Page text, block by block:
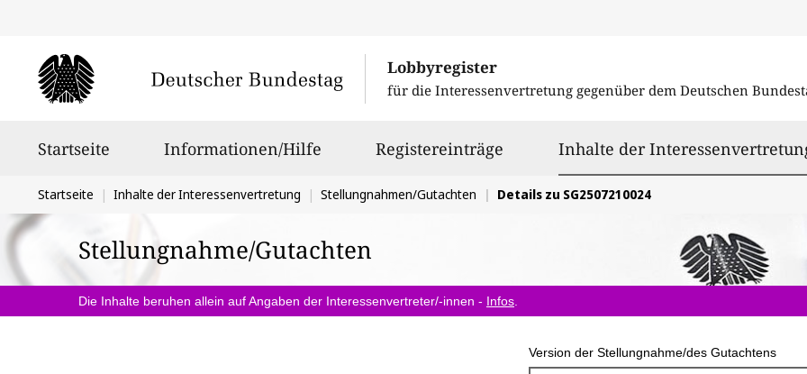
Lobbyregister
für die Interessenvertretung gegenüber dem Deutschen
Startseite Informationen/Hilfe Registereinträge Inhalte der
Sie
befinden
sich
hier:
Startseite Inhalte der Interessenvertretung Stellungnahmen/Gutachten Details zu SG2507210024
Stellungnahme/Gutachten
Die Inhalte beruhen allein auf Angaben der Interessenvertreter/-innen - Infos
Version der Stellungnahme/des Gutachtens